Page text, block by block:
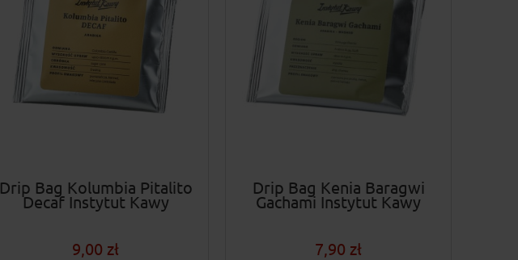
Drip Bag Kolumbia Pitalito
Decaf Instytut Kawy
9,00 zł
Drip Bag Kenia Baragwi
Gachami Instytut Kawy
7,90 zł